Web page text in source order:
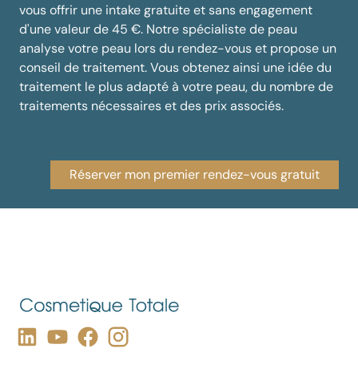
vous offrir une intake gratuite et sans engagement
d'une valeur de 45 €. Notre spécialiste de peau
analyse votre peau lors du rendez-vous et propose un
conseil de traitement. Vous obtenez ainsi une idée du
traitement le plus adapté à votre peau, du nombre de
traitements nécessaires et des prix associés.
Réserver mon premier rendez-vous gratuit